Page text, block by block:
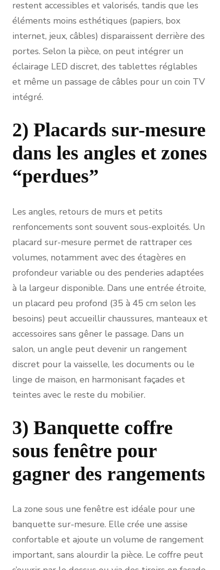
restent accessibles et valorisés, tandis que les
éléments moins esthétiques (papiers, box
internet, jeux, câbles) disparaissent derrière des
portes. Selon la pièce, on peut intégrer un
éclairage LED discret, des tablettes réglables
et même un passage de câbles pour un coin TV
intégré.
2) Placards sur-mesure
dans les angles et zones
“perdues”
Les angles, retours de murs et petits
renfoncements sont souvent sous-exploités. Un
placard sur-mesure permet de rattraper ces
volumes, notamment avec des étagères en
profondeur variable ou des penderies adaptées
à la largeur disponible. Dans une entrée étroite,
un placard peu profond (35 à 45 cm selon les
besoins) peut accueillir chaussures, manteaux et
accessoires sans gêner le passage. Dans un
salon, un angle peut devenir un rangement
discret pour la vaisselle, les documents ou le
linge de maison, en harmonisant façades et
teintes avec le reste du mobilier.
3) Banquette coffre
sous fenêtre pour
gagner des rangements
La zone sous une fenêtre est idéale pour une
banquette sur-mesure. Elle crée une assise
confortable et ajoute un volume de rangement
important, sans alourdir la pièce. Le coffre peut